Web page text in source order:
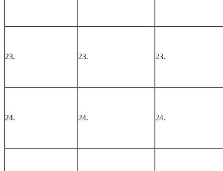
23. 23. 23.
24. 24. 24.